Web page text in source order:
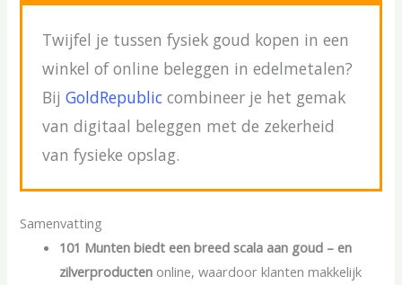
Twijfel je tussen fysiek goud kopen in een
winkel of online beleggen in edelmetalen?
BijGoldRepublic combineer je het gemak
van digitaal beleggen met de zekerheid
van fysieke opslag.
Samenvatting
101 Munten biedt een breed scala aan goud – en
zilverproducten online, waardoor klanten makkelijk